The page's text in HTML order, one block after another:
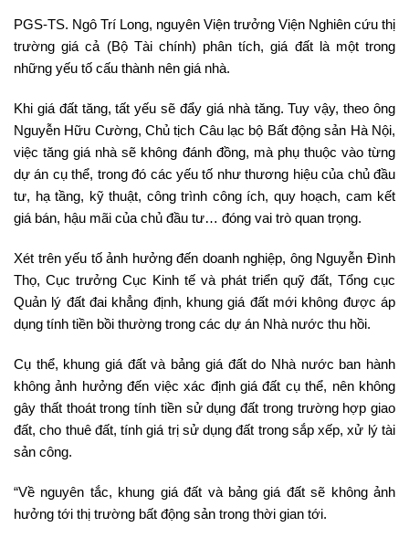
PGS-TS. Ngô Trí Long, nguyên Viện trưởng Viện Nghiên cứu thị
trường giá cả (Bộ Tài chính) phân tích, giá đất là một trong
những yếu tố cấu thành nên giá nhà.
Khi giá đất tăng, tất yếu sẽ đẩy giá nhà tăng. Tuy vậy, theo ông
Nguyễn Hữu Cường, Chủ tịch Câu lạc bộ Bất động sản Hà Nội,
việc tăng giá nhà sẽ không đánh đồng, mà phụ thuộc vào từng
dự án cụ thể, trong đó các yếu tố như thương hiệu của chủ đầu
tư, hạ tầng, kỹ thuật, công trình công ích, quy hoạch, cam kết
giá bán, hậu mãi của chủ đầu tư… đóng vai trò quan trọng.
Xét trên yếu tố ảnh hưởng đến doanh nghiệp, ông Nguyễn Đình
Thọ, Cục trưởng Cục Kinh tế và phát triển quỹ đất, Tổng cục
Quản lý đất đai khẳng định, khung giá đất mới không được áp
dụng tính tiền bồi thường trong các dự án Nhà nước thu hồi.
Cụ thể, khung giá đất và bảng giá đất do Nhà nước ban hành
không ảnh hưởng đến việc xác định giá đất cụ thể, nên không
gây thất thoát trong tính tiền sử dụng đất trong trường hợp giao
đất, cho thuê đất, tính giá trị sử dụng đất trong sắp xếp, xử lý tài
sản công.
“Về nguyên tắc, khung giá đất và bảng giá đất sẽ không ảnh
hưởng tới thị trường bất động sản trong thời gian tới.